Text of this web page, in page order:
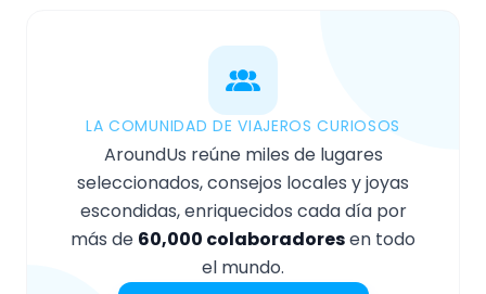
LA COMUNIDAD DE VIAJEROS CURIOSOS
AroundUs reúne miles de lugares
seleccionados, consejos locales y joyas
escondidas, enriquecidos cada día por
más de 60,000 colaboradoresen todo
el mundo.